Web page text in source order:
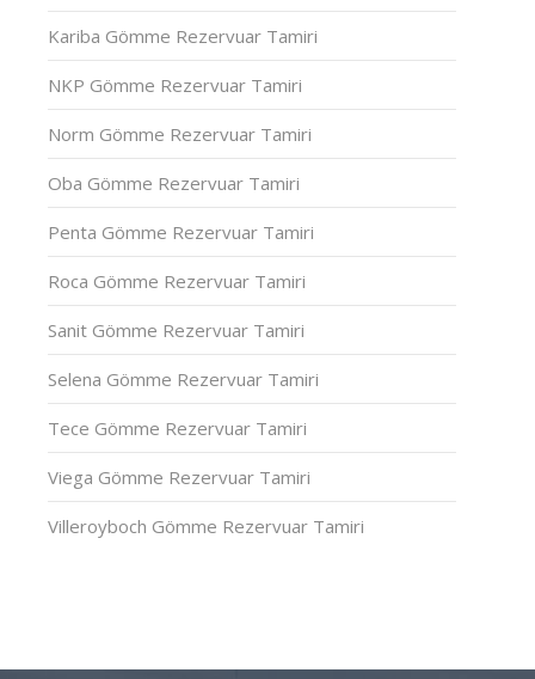
Kariba Gömme Rezervuar Tamiri
NKP Gömme Rezervuar Tamiri
Norm Gömme Rezervuar Tamiri
Oba Gömme Rezervuar Tamiri
Penta Gömme Rezervuar Tamiri
Roca Gömme Rezervuar Tamiri
Sanit Gömme Rezervuar Tamiri
Selena Gömme Rezervuar Tamiri
Tece Gömme Rezervuar Tamiri
Viega Gömme Rezervuar Tamiri
Villeroyboch Gömme Rezervuar Tamiri